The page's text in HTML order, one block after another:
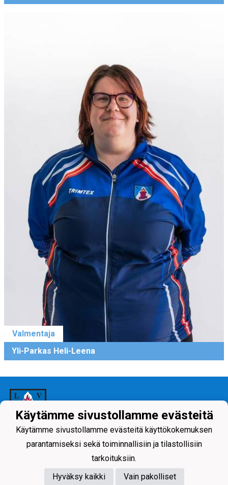
Valmentaja
Yli-Parkas Heli-Leena
Tietosuojaseloste
Käytämme sivustollamme evästeitä
Käytämme sivustollamme evästeitä käyttökokemuksen
parantamiseksi sekä toiminnallisiin ja tilastollisiin
tarkoituksiin.
Hyväksy kaikki
Vain pakolliset